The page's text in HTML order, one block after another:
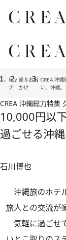
トッ
プ
旅＆お出
かけ
CREA 沖縄
に、沖縄。
CREA 沖縄総力特集
10,000円以
過ごせる沖
石川博也
沖縄旅のホテ
旅人との交流が
気軽に過ごせ